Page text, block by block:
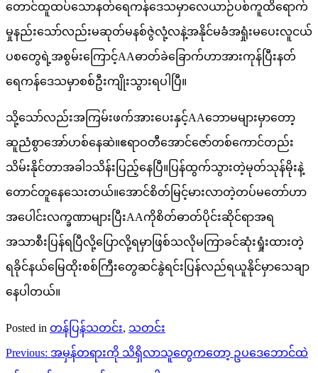
တောင်ထူထပ်သောနတ်ရေကန်ဒေသမှာလေယာဉ်ပစ်ကူထိရောက်
မှုနည်းသော်လည်းမဆုတ်မနစ်ဇွဲလုံ့လနဲ့အနိုင်မခံအရှုံးမပေးလူငယ်
ပစတွေရဲ့အစွမ်းကြောင့်AAဓာတ်ခဲခြောက်ဟာအားကုန်ပြီးနတ်
ရေကန်ဒေသမှာစစ်ဦးကျိုးသွားရပါပြီ။
သို့သော်လည်းအကြမ်းဖက်အားပေးနှင့်AAဘောမများမှာတော့
ဆူညံစွာအော်ဟစ်နေဆဲ။ဧရာဝတီအောင်ဇော်တစ်ကောင်တည်း
သိမ်းနိုင်တာအခါ၁သိန်းပြည့်နေပြီ။ပြန်ထွက်သွားတဲ့မုတ်သုန်မိုးနဲ့
တောင်တူနေသေးတယ်။အောင်စိတ်မြင့်မားလာတဲ့တပ်မတော်ဟာ
အပေါင်းလက္ခဏာများပြီးAAကိုစိတ်ဓာတ်ပိုင်းဆိုင်ရာအရ
အသာစီးပြန်ရပြီလို့ပြောလို့ရမှာဖြစ်သလိုမကြာခင်ဆုံးရှုံးထားတဲ့
ရခိုင်နယ်မြေထိုးစစ်ကြီးတွေဆင်နွဲရင်းပြန်လည်ရယူနိုင်မှာသေချာ
နေပါတယ်။
Posted in တန်ပြန်သတင်း, သတင်း
Post
Previous: အမှန်တရားကို သိရှိလာသူတွေကတော့ ဥပဒေဘောင်ထဲ